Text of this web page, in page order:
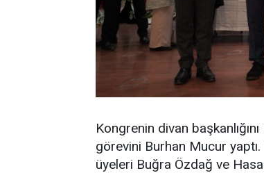
Kongrenin divan
görevini Burhan Mucur
üyeleri Buğra Özdağ ve